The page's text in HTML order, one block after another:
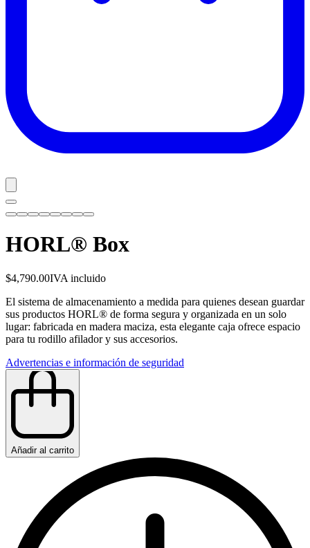
HORL® Box
$4,790.00IVA incluido
El sistema de almacenamiento a medida para quienes desean guardar
sus productos HORL® de forma segura y organizada en un solo
lugar: fabricada en madera maciza, esta elegante caja ofrece espacio
para tu rodillo afilador y sus accesorios.
Advertencias e información de seguridad
Añadir al carrito